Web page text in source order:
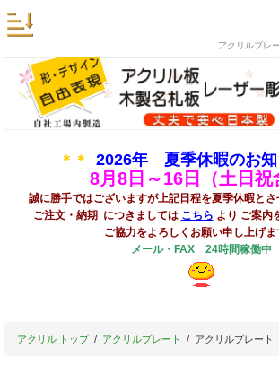
＊＊ 2026年 夏季休暇のお知
8月8日～16日（土日
誠に勝手ではございますが上記日程を夏季休暇とさ
ご注文・納期 につきましては こちら より ご案内
ご協力をよろしくお願い申し上げま
メール・FAX 24時間稼働中
アクリル トップ アクリルプレート アクリルプレート